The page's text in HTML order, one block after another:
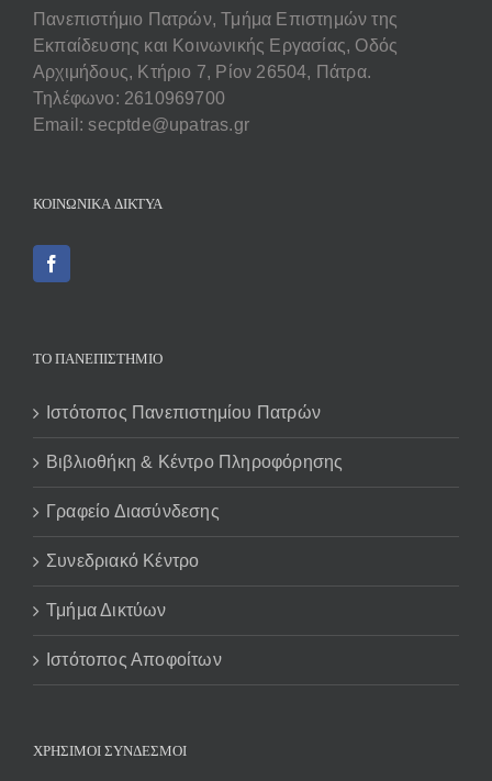
Πανεπιστήμιο Πατρών, Τμήμα Επιστημών της
Εκπαίδευσης και Κοινωνικής Εργασίας, Οδός
Αρχιμήδους, Κτήριο 7, Ρίον 26504, Πάτρα.
Τηλέφωνο: 2610969700
Email: secptde@upatras.gr
ΚΟΙΝΩΝΙΚΆ ΔΊΚΤΥΑ
ΤΟ ΠΑΝΕΠΙΣΤΗΜΙΟ
Ιστότοπος Πανεπιστημίου Πατρών
Βιβλιοθήκη & Κέντρο Πληροφόρησης
Γραφείο Διασύνδεσης
Συνεδριακό Κέντρο
Τμήμα Δικτύων
Ιστότοπος Αποφοίτων
ΧΡΗΣΙΜΟΙ ΣΥΝΔΕΣΜΟΙ